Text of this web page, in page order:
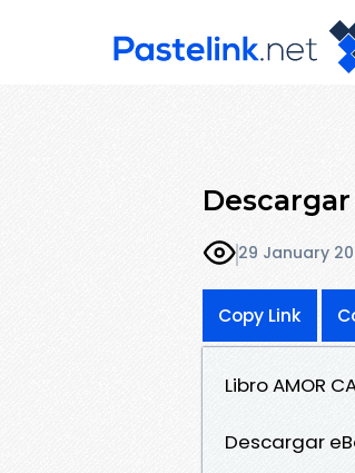
Descargar
29 January
Copy Link
Libro AMOR
Descargar